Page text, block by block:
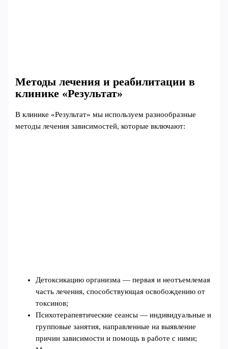
Методы лечения и реабилитации в
клинике «Результат»
В клинике «Результат» мы используем разнообразные
методы лечения зависимостей, которые включают:
Детоксикацию организма — первая и неотъемлемая
часть лечения, способствующая освобождению от
токсинов;
Психотерапевтические сеансы — индивидуальные и
групповые занятия, направленные на выявление
причин зависимости и помощь в работе с ними;